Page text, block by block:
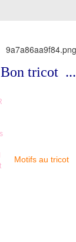
Bon tricot ...